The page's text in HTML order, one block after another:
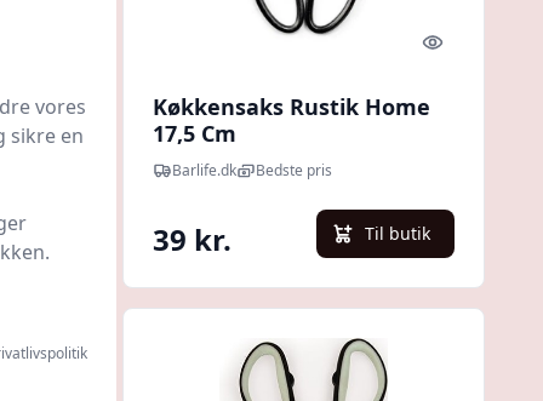
butik
Quick look
Køkkensaks Rustik Home
17,5 Cm
Barlife.dk Bedste pris
39 kr. Til butik
vores
sikre en